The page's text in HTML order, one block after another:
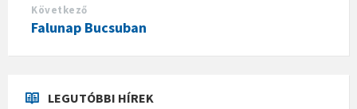
Következő
Falunap Bucsuban
LEGUTÓBBI HÍREK